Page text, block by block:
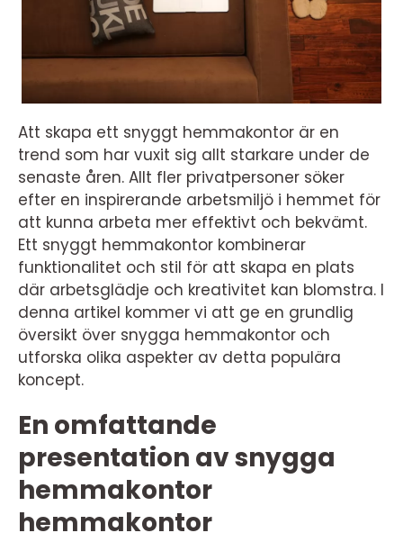
Att skapa ett snyggt hemmakontor är en
trend som har vuxit sig allt starkare under de
senaste åren. Allt fler privatpersoner söker
efter en inspirerande arbetsmiljö i hemmet för
att kunna arbeta mer effektivt och bekvämt.
Ett snyggt hemmakontor kombinerar
funktionalitet och stil för att skapa en plats
där arbetsglädje och kreativitet kan blomstra. I
denna artikel kommer vi att ge en grundlig
översikt över snygga hemmakontor och
utforska olika aspekter av detta populära
koncept.
En omfattande
presentation av snygga
hemmakontor
hemmakontor